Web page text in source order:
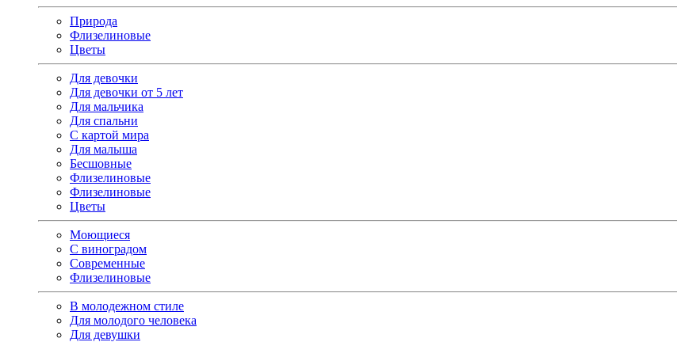
Природа
Флизелиновые
Цветы
Для девочки
Для девочки от 5 лет
Для мальчика
Для спальни
С картой мира
Для малыша
Бесшовные
Флизелиновые
Флизелиновые
Цветы
Моющиеся
С виноградом
Современные
Флизелиновые
В молодежном стиле
Для молодого человека
Для девушки